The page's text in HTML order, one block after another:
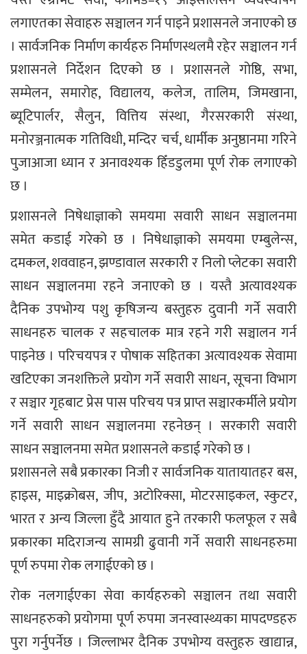
लगाएतका सेवाहरु सञ्चालन गर्न पाइने प्रशासनले जनाएको छ
। सार्वजनिक निर्माण कार्यहरु निर्माणस्थलमै रहेर सञ्चालन गर्न
प्रशासनले निर्देशन दिएको छ । प्रशासनले गोष्ठि, सभा,
सम्मेलन, समारोह, विद्यालय, कलेज, तालिम, जिमखाना,
ब्यूटिपार्लर, सैलुन, वित्तिय संस्था, गैरसरकारी संस्था,
मनोरञ्जनात्मक गतिविधी, मन्दिर चर्च, धार्मीक अनुष्ठानमा गरिने
पुजाआजा ध्यान र अनावश्यक हिँडडुलमा पूर्ण रोक लगाएको
छ ।
प्रशासनले निषेधाज्ञाको समयमा सवारी साधन सञ्चालनमा
समेत कडाई गरेको छ । निषेधाज्ञाको समयमा एम्बुलेन्स,
दमकल, शववाहन, झण्डावाल सरकारी र निलो प्लेटका सवारी
साधन सञ्चालनमा रहने जनाएको छ । यस्तै अत्यावश्यक
दैनिक उपभोग्य पशु कृषिजन्य बस्तुहरु दुवानी गर्ने सवारी
साधनहरु चालक र सहचालक मात्र रहने गरी सञ्चालन गर्न
पाइनेछ । परिचयपत्र र पोषाक सहितका अत्यावश्यक सेवामा
खटिएका जनशक्तिले प्रयोग गर्ने सवारी साधन, सूचना विभाग
र सञ्चार गृहबाट प्रेस पास परिचय पत्र प्राप्त सञ्चारकर्मीले प्रयोग
गर्ने सवारी साधन सञ्चालनमा रहनेछन् । सरकारी सवारी
साधन सञ्चालनमा समेत प्रशासनले कडाई गरेको छ ।
प्रशासनले सबै प्रकारका निजी र सार्वजनिक यातायातहर बस,
हाइस, माइक्रोबस, जीप, अटोरिक्सा, मोटरसाइकल, स्कुटर,
भारत र अन्य जिल्ला हुँदै आयात हुने तरकारी फलफूल र सबै
प्रकारका मदिराजन्य सामग्री ढुवानी गर्ने सवारी साधनहरुमा
पूर्ण रुपमा रोक लगाईएको छ ।
रोक नलगाईएका सेवा कार्यहरुको सञ्चालन तथा सवारी
साधनहरुको प्रयोगमा पूर्ण रुपमा जनस्वास्थ्यका मापदण्डहरु
पुरा गर्नुपर्नेछ । जिल्लाभर दैनिक उपभोग्य वस्तुहरु खाद्यान्न,